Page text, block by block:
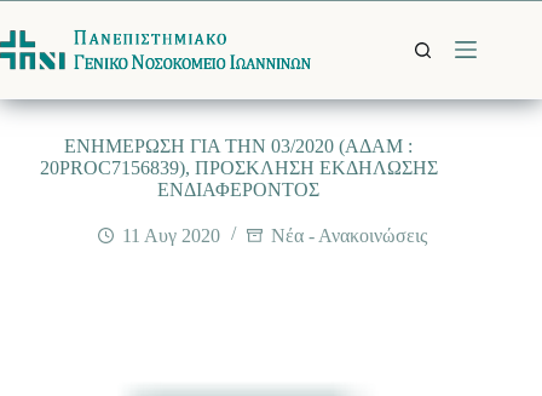
στο
περιεχόμενο
ΕΝΗΜΕΡΩΣΗ ΓΙΑ ΤΗΝ 03/2020 (ΑΔΑΜ :
20PROC7156839), ΠΡΟΣΚΛΗΣΗ ΕΚΔΗΛΩΣΗΣ
ΕΝΔΙΑΦΕΡΟΝΤΟΣ
11 Αυγ 2020 Νέα - Ανακοινώσεις